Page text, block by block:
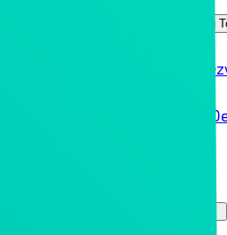
Menu
Ipar 4.0
Ipar 4.0 – On